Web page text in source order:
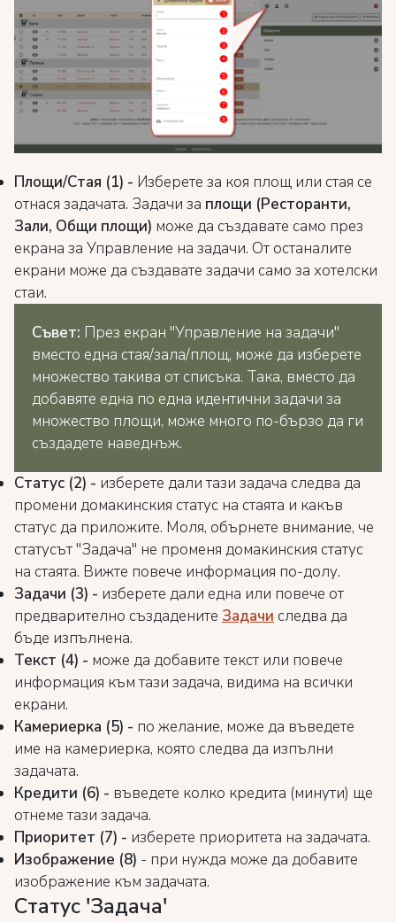
Площи/Стая (1) - Изберете за коя площ или стая се
отнася задачата. Задачи за площи (Ресторанти,
Зали, Общи площи) може да създавате само през
екрана за Управление на задачи. От останалите
екрани може да създавате задачи само за хотелски
стаи.
Съвет: През екран "Управление на задачи"
вместо една стая/зала/площ, може да изберете
множество такива от списъка. Така, вместо да
добавяте една по една идентични задачи за
множество площи, може много по-бързо да ги
създадете наведнъж.
Статус (2) - изберете дали тази задача следва да
промени домакинския статус на стаята и какъв
статус да приложите. Моля, обърнете внимание, че
статусът "Задача" не променя домакинския статус
на стаята. Вижте повече информация по-долу.
Задачи (3) - изберете дали една или повече от
предварително създадените Задачи следва да
бъде изпълнена.
Текст (4) - може да добавите текст или повече
информация към тази задача, видима на всички
екрани.
Камериерка (5) - по желание, може да въведете
име на камериерка, която следва да изпълни
задачата.
Кредити (6) - въведете колко кредита (минути) ще
отнеме тази задача.
Приоритет (7) - изберете приоритета на задачата.
Изображение (8) - при нужда може да добавите
изображение към задачата.
Статус 'Задача'